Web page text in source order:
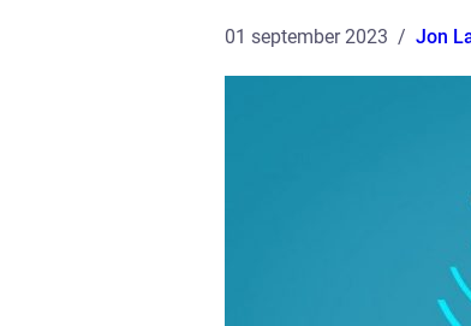
01 september 2023 Jon